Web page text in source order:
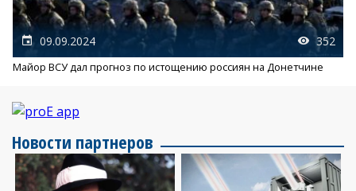
09.09.2024 352
Майор ВСУ дал прогноз по истощению россиян на Донетчине
Новости партнеров